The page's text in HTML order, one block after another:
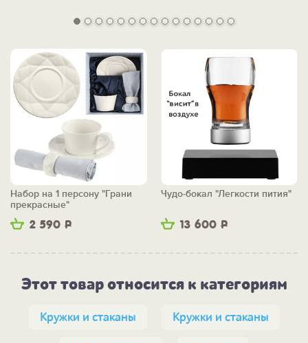
2 590 Р
Набор на 1 персону "Грани
прекрасные"
13 600 Р
Чудо-бокал "Легкости пития"
Этот товар относится к категориям
Кружки и стаканы Кружки и стаканы